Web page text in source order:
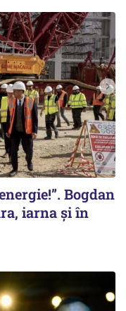
Bogdan
iarna și în